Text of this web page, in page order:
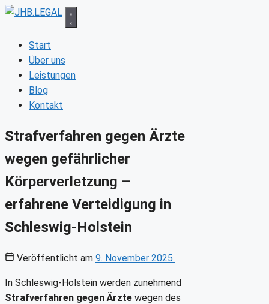
Zum
springenStart
Über uns
Leistungen
Blog
Kontakt
Strafverfahren gegen Ärzte
wegen gefährlicher
Körperverletzung –
erfahrene Verteidigung in
Schleswig-Holstein
Veröffentlicht am 9. November 2025.
In Schleswig-Holstein werden zunehmend
Strafverfahren gegen Ärzte wegen des